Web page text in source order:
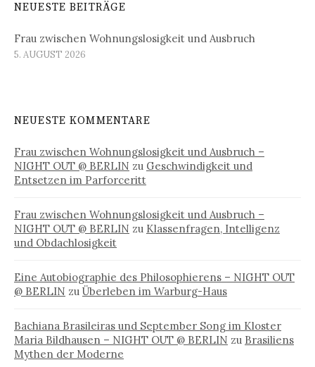
NEUESTE BEITRÄGE
Frau zwischen Wohnungslosigkeit und Ausbruch
5. AUGUST 2026
NEUESTE KOMMENTARE
Frau zwischen Wohnungslosigkeit und Ausbruch –
NIGHT OUT @ BERLIN zu Geschwindigkeit und
Entsetzen im Parforceritt
Frau zwischen Wohnungslosigkeit und Ausbruch –
NIGHT OUT @ BERLIN zu Klassenfragen, Intelligenz
und Obdachlosigkeit
Eine Autobiographie des Philosophierens – NIGHT OUT
@ BERLIN zu Überleben im Warburg-Haus
Bachiana Brasileiras und September Song im Kloster
Maria Bildhausen – NIGHT OUT @ BERLIN zu Brasiliens
Mythen der Moderne